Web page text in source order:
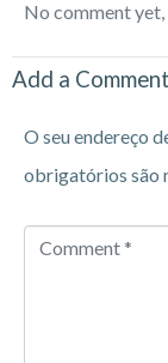
No comment
Add a Comment
O seu endereço
obrigatórios são
Comment